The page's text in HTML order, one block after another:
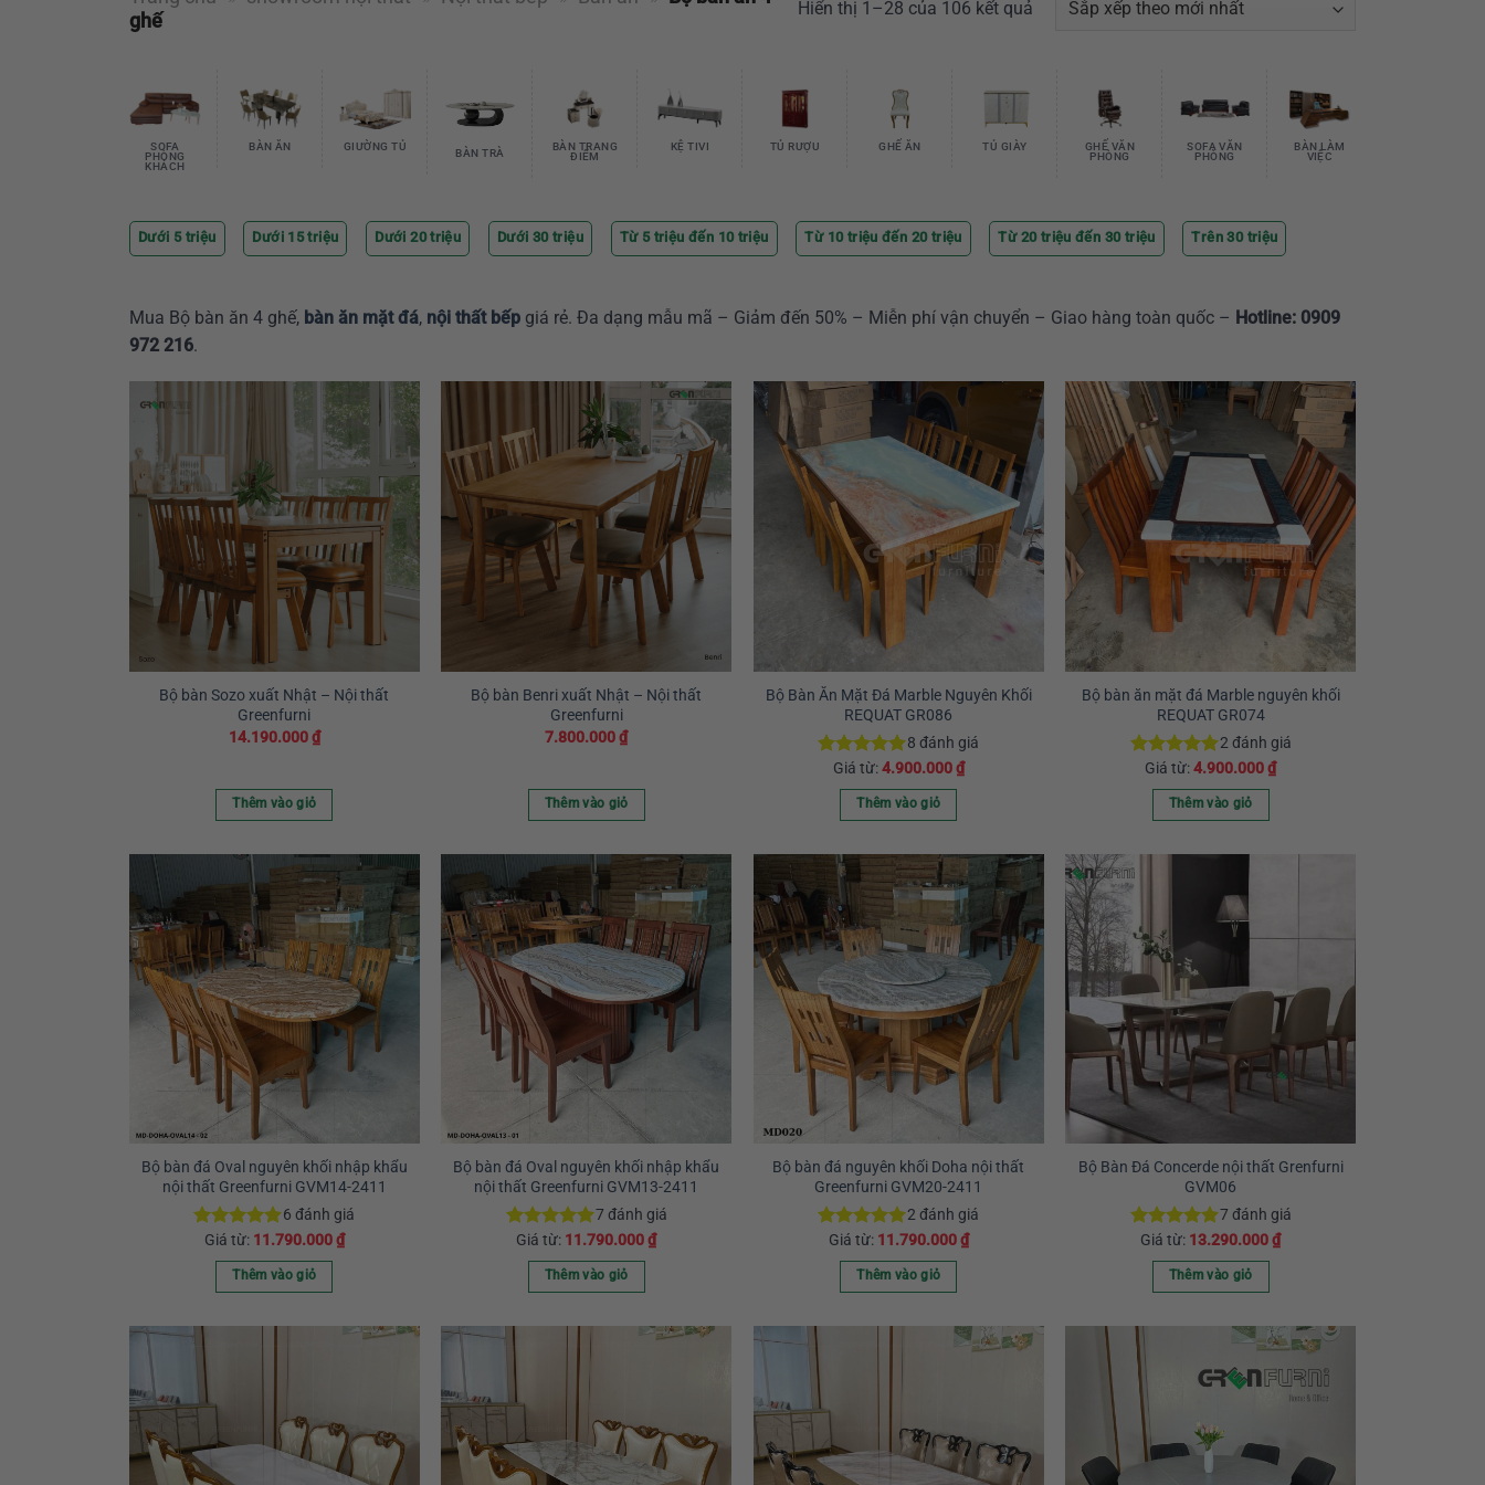
ghế
Hiển thị 1–28 của 106 kết quả
SOFA
PHÒNG
KHÁCH
BÀN ĂN GIƯỜNG TỦ
BÀN TRÀ
BÀN TRANG
ĐIỂM
KỆ TIVI TỦ RƯỢU GHẾ ĂN TỦ GIÀY
GHẾ VĂN
PHÒNG
SOFA VĂN
PHÒNG
BÀN LÀM
VIỆC
Dưới 5 triệu Dưới 15 triệu Dưới 20 triệu Dưới 30 triệu Từ 5 triệu đến 10 triệu Từ 10 triệu đến 20 triệu Từ 20 triệu đến 30 triệu Trên 30 triệu
Mua Bộ bàn ăn 4 ghế, bàn ăn mặt đá, nội thất bếp giá rẻ. Đa dạng mẫu mã – Giảm đến 50% – Miễn phí vận chuyển – Giao hàng toàn quốc – Hotline: 0909
972 216.
Bộ bàn Sozo xuất Nhật – Nội thất
Greenfurni
14.190.000₫
Thêm vào giỏ
Bộ bàn Benri xuất Nhật – Nội thất
Greenfurni
7.800.000₫
Thêm vào giỏ
Bộ Bàn Ăn Mặt Đá Marble Nguyên Khối
REQUAT GR086
Được xếp
hạng5.00
5 sao
8 đánh giá
Giá từ:4.900.000₫
Thêm vào giỏ
phẩm
này
nhiều
biến
thể.
Các
tùy
chọn
thể
chọn
trên
trang
sản
phẩm
Bộ bàn ăn mặt đá Marble nguyên khối
REQUAT GR074
Được xếp
hạng5.00
5 sao
2đánh giá
Giá từ:4.900.000₫
Thêm vào giỏ
phẩm
có
nhiều
thể.
Các
tùy
chọn
có
thể
chọn
trên
trang
sản
phẩm
Bộ bàn đá Oval nguyên khối nhập khẩu
nội thất Greenfurni GVM14-2411
Được xếp
hạng5.00
5 sao
6 đánh giá
Giá từ: 11.790.000₫
Thêm vào giỏ
phẩm
biến
thể.
Bộ bàn đá Oval nguyên khối nhập khẩu
nội thất Greenfurni GVM13-2411
Được xếp
hạng5.00
5 sao
7 đánh giá
Giá từ: 11.790.000₫
Thêm vào giỏ
phẩm
biến
thể.
Bộ bàn đá nguyên khối Doha nội thất
Greenfurni GVM20-2411
Được xếp
hạng5.00
5 sao
2đánh giá
Giá từ: 11.790.000₫
Thêm vào giỏ
phẩm
biến
thể.
Bộ Bàn Đá Concerde nội thất Grenfurni
GVM06
Được xếp
hạng5.00
5 sao
7 đánh giá
Giá từ: 13.290.000₫
Thêm vào giỏ
phẩm
có
biến